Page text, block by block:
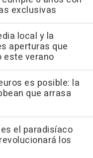
exclusivas
local y la
aperturas que
este verano
es posible: la
que arrasa
el paradisíaco
los